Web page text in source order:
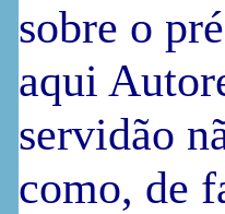
sobre o
aqui
servidão
como, de